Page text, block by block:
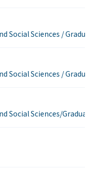
Social Sciences /
Social Sciences /
Social Sciences/